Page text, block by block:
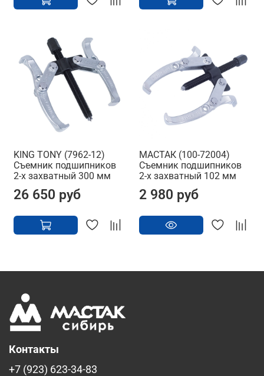
KING TONY (7962-12)
Съемник подшипников
2-х захватный 300 мм
26 650 руб
МАСТАК (100-72004)
Съемник подшипников
2-х захватный 102 мм
2 980 руб
Контакты
+7 (923) 623-34-83